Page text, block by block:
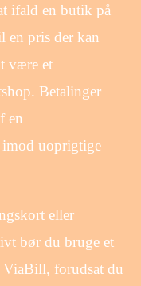
ifald en butik på
en pris der kan
være et
Betalinger
en
uoprigtige
eller
bør du bruge et
ViaBill, forudsat du